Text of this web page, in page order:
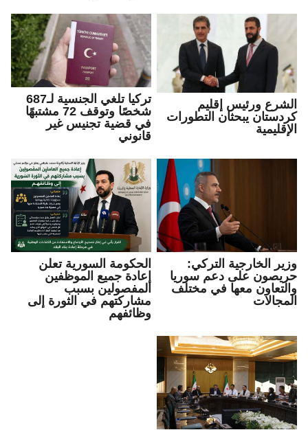
الشرع ورئيس إقليم
كردستان يبحثان التطورات
الإقليمية
تركيا تلغي الجنسية لـ687
شخصًا وتوقف 72 مشتبهًا
في قضية تجنيس غير
قانوني
وزير الخارجية التركي:
حريصون على دعم سوريا
والتعاون معها في مختلف
المجالات
الحكومة السورية تعلن
إعادة جميع الموظفين
المفصولين بسبب
مشاركتهم في الثورة إلى
وظائفهم